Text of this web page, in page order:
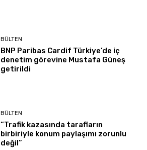
BÜLTEN
BNP Paribas Cardif Türkiye’de iç
denetim görevine Mustafa Güneş
getirildi
BÜLTEN
“Trafik kazasında tarafların
birbiriyle konum paylaşımı zorunlu
değil”